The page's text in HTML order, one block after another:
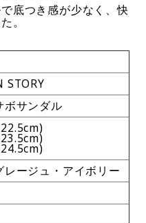
底つき感が少なく、快
。
STORY
ボサンダル
レージュ・アイボリー